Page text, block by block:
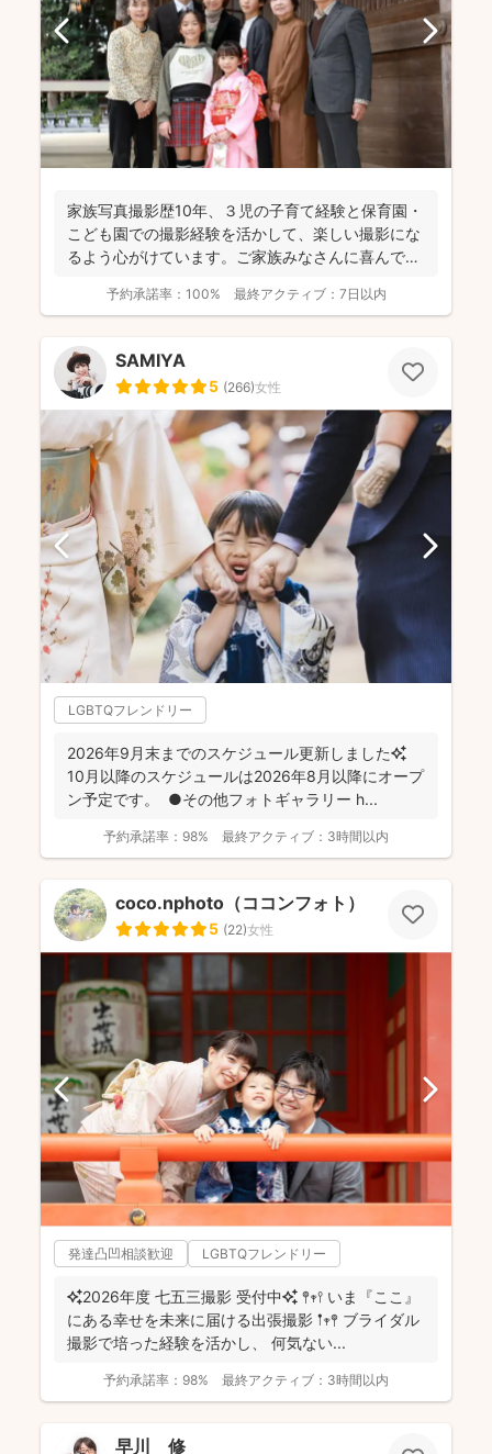
家族写真撮影歴10年、３児の子育て経験と保育園・
こども園での撮影経験を活かして、楽しい撮影にな
るよう心がけています。ご家族みなさんに喜んでい
予約承諾率： 100% 最終アクティブ： 7日以内
SAMIYA
5 (266)女性
LGBTQフレンドリー
2026年9月末までのスケジュール更新しました✨
10月以降のスケジュールは2026年8月以降にオープ
ン予定です。 ●その他フォトギャラリー h...
予約承諾率： 98% 最終アクティブ： 3時間以内
coco.nphoto（ココンフォト）
5 (22)女性
発達凸凹相談歓迎 LGBTQフレンドリー
✨2026年度 七五三撮影 受付中✨ 𖤣𖥧𖥣 いま『ここ』
にある幸せを未来に届ける出張撮影 𖡡𖥧𖤣 ブライダル
撮影で培った経験を活かし、 何気ない...
予約承諾率： 98% 最終アクティブ： 3時間以内
早川 修